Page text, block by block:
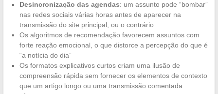
Desincronização das agendas: um assunto pode “bombar”
nas redes sociais várias horas antes de aparecer na
transmissão do site principal, ou o contrário
Os algoritmos de recomendação favorecem assuntos com
forte reação emocional, o que distorce a percepção do que é
“a notícia do dia”
Os formatos explicativos curtos criam uma ilusão de
compreensão rápida sem fornecer os elementos de contexto
que um artigo longo ou uma transmissão comentada